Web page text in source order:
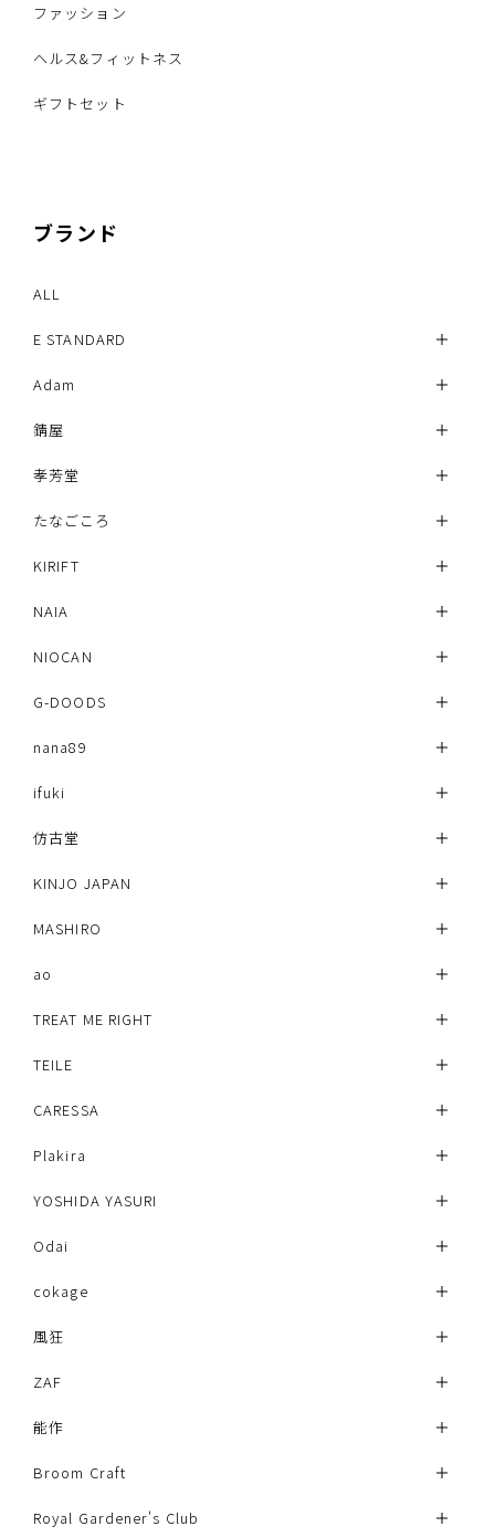
ファッション
ヘルス&フィットネス
ギフトセット
ブランド
ALL
E STANDARD
Adam
錆屋
孝芳堂
たなごころ
KIRIFT
NAIA
NIOCAN
G-DOODS
nana89
ifuki
仿古堂
KINJO JAPAN
MASHIRO
ao
TREAT ME RIGHT
TEILE
CARESSA
Plakira
YOSHIDA YASURI
Odai
cokage
風狂
ZAF
能作
Broom Craft
Royal Gardener's Club